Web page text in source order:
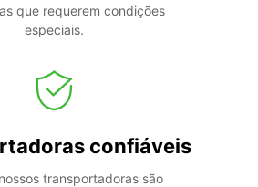
que requerem condições
especiais.
confiáveis
transportadoras são